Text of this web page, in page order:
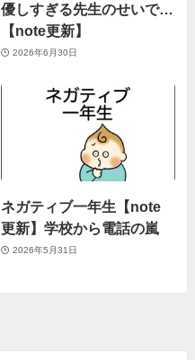
優しすぎる先生のせいで…
【note更新】
2026年6月30日
ネガティブ一年生【note
更新】学校から電話の嵐
2026年5月31日